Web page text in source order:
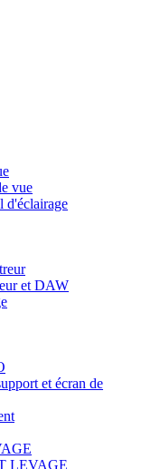
vue
d'éclairage
et DAW
et écran de
LEVAGE